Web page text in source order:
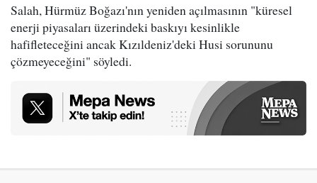
Salah, Hürmüz Boğazı'nın yeniden açılmasının "küresel
enerji piyasaları üzerindeki baskıyı kesinlikle
hafifleteceğini ancak Kızıldeniz'deki Husi sorununu
çözmeyeceğini" söyledi.